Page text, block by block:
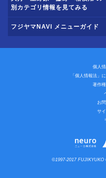
別カテゴリ情報を見てみる
フジヤマNAVI メニューガイド
個人
「個人情報法」
著作
お
サ
©1997-2017 FUJIKYUKO